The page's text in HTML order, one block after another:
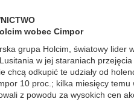
wobec Cimpor
grupa Holcim, światowy lider
w jej staraniach
chcą odkupić te udziały od
10 proc.; kilka miesięcy
z powodu za wysokich cen